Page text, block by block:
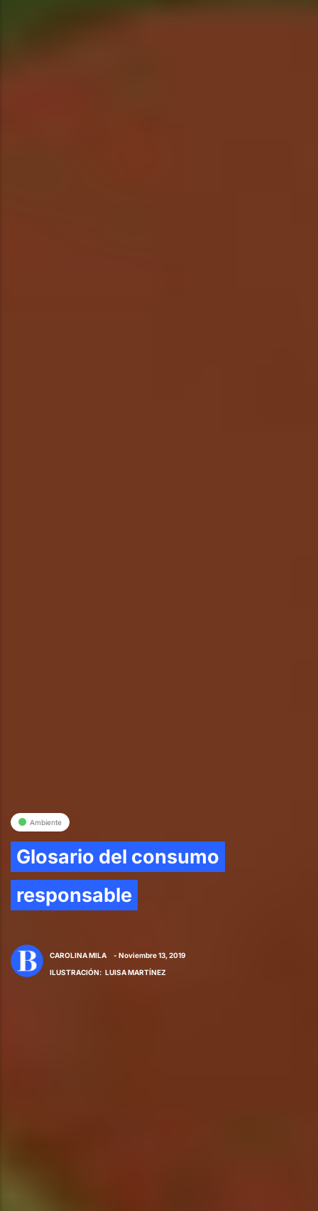
Ambiente
Glosario del consumo
responsable
CAROLINA MILA
- Noviembre 13, 2019
ILUSTRACIÓN: LUISA MARTÍNEZ